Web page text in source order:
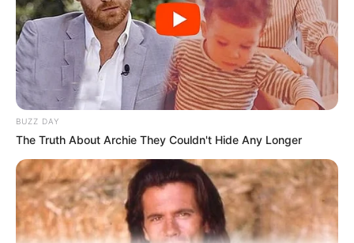
90 Tahun
BUZZ DAY
The Truth About Archie They Couldn't Hide Any Longer